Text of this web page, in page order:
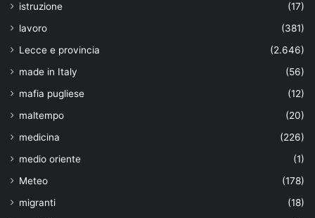
istruzione
(17)
lavoro
(381)
Lecce e provincia
(2.646)
made in Italy
(56)
mafia pugliese
(12)
maltempo
(20)
medicina
(226)
medio oriente
(1)
Meteo
(178)
migranti
(18)